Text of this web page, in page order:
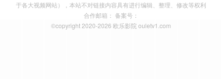
于各大视频网站），本站不对链接内容具有进行编辑、整理、修改等权利
合作邮箱： 备案号：
©copyright 2020-2026 欧乐影院 ouletv1.com